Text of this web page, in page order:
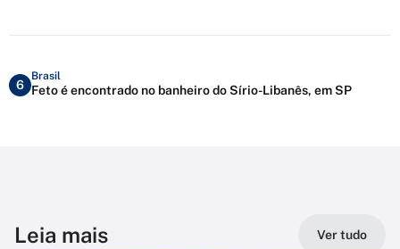
6
Brasil
Feto é encontrado no banheiro do Sírio-Libanês, em SP
Leia mais Ver tudo